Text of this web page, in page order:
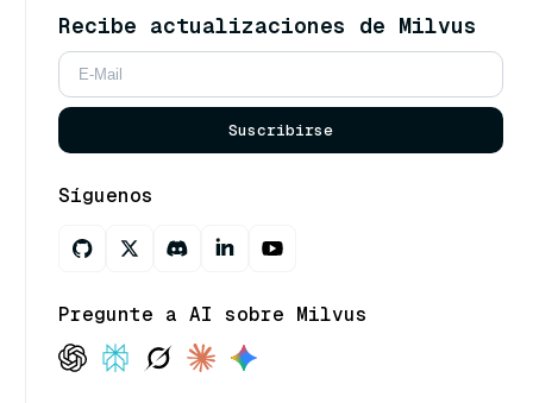
Recibe actualizaciones de Milvus
Suscribirse
Síguenos
Pregunte a AI sobre Milvus